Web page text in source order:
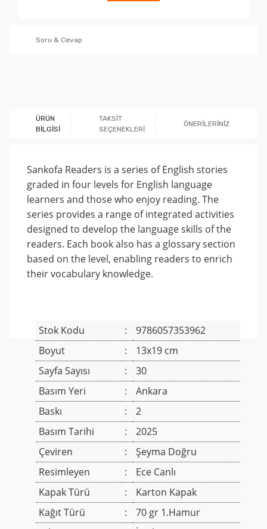
Soru & Cevap
ÜRÜN
BİLGİSİ
TAKSİT
SEÇENEKLERİ
ÖNERİLERİNİZ
Sankofa Readers is a series of English stories
graded in four levels for English language
learners and those who enjoy reading. The
series provides a range of integrated activities
designed to develop the language skills of the
readers. Each book also has a glossary section
based on the level, enabling readers to enrich
their vocabulary knowledge.
Stok Kodu :
9786057353962
Boyut
:
13x19 cm
Sayfa Sayısı
:
30
Basım Yeri
:
Ankara
Baskı
:
2
Basım Tarihi
:
2025
Çeviren
:
Şeyma Doğru
Resimleyen
:
Ece Canlı
Kapak Türü
:
Karton Kapak
Kağıt Türü
:
70 gr 1.Hamur